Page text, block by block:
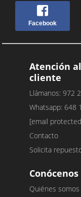
Facebook
Atención al
cliente
Llámanos: 972
Whatsapp: 648
[email
Contacto
Solicita
Conócenos
Quiénes somos